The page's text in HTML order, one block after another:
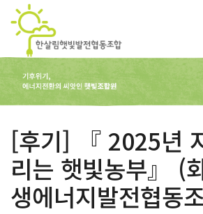
[후기] 『 2025년
리는 햇빛농부』 (
생에너지발전협동